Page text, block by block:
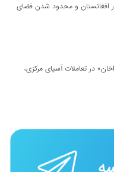
افغانستان و محدود شدن فضای
در تعاملات آسیای مرکزی،